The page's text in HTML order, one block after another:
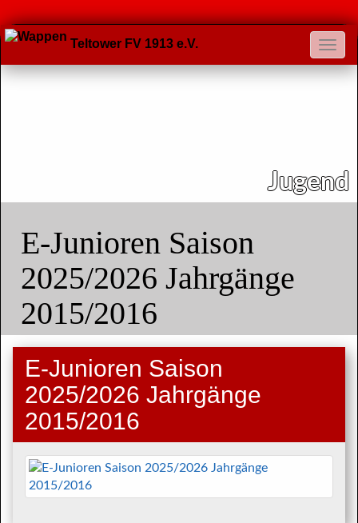
Teltower FV 1913 e.V.
Jugend
E-Junioren Saison
2025/2026 Jahrgänge
2015/2016
E-Junioren Saison
2025/2026 Jahrgänge
2015/2016